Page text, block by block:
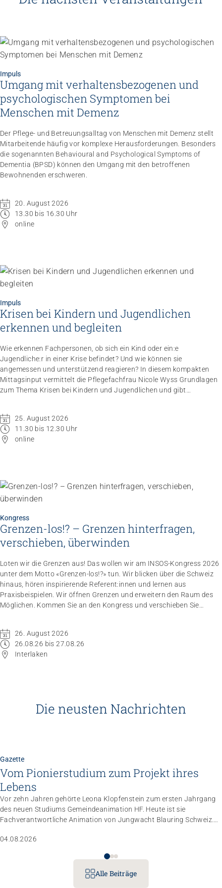
Impuls
Umgang mit verhaltensbezogenen und
psychologischen Symptomen bei Menschen mit
Demenz
20.08.2026 online
Impuls
Umgang mit verhaltensbezogenen und
psychologischen Symptomen bei
Menschen mit Demenz
Der Pflege- und Betreuungsalltag von Menschen mit Demenz stellt
Mitarbeitende häufig vor komplexe Herausforderungen. Besonders
die sogenannten Behavioural and Psychological Symptoms of
Dementia (BPSD) können den Umgang mit den betroffenen
Bewohnenden erschweren.
20. August 2026
13.30 bis 16.30 Uhr
online
Impuls
Krisen bei Kindern und Jugendlichen
erkennen und begleiten
Wie erkennen Fachpersonen, ob sich ein Kind oder ein:e
Jugendliche:r in einer Krise befindet? Und wie können sie
angemessen und unterstützend reagieren? In diesem kompakten
Mittagsinput vermittelt die Pflegefachfrau Nicole Wyss Grundlagen
zum Thema Krisen bei Kindern und Jugendlichen und gibt
25. August 2026
11.30 bis 12.30 Uhr
online
Kongress
Grenzen-los!? – Grenzen hinterfragen,
verschieben, überwinden
Loten wir die Grenzen aus! Das wollen wir am INSOS-Kongress 2026
unter dem Motto «Grenzen-los!?» tun. Wir blicken über die Schweiz
hinaus, hören inspirierende Referent:innen und lernen aus
Praxisbeispielen. Wir öffnen Grenzen und erweitern den Raum des
Möglichen. Kommen Sie an den Kongress und verschieben Sie
26. August 2026
26.08.26 bis 27.08.26
Interlaken
Die neusten Nachrichten
Gazette
Vom Pionierstudium zum Projekt ihres
Lebens
Vor zehn Jahren gehörte Leona Klopfenstein zum ersten Jahrgang
des neuen Studiums Gemeindeanimation HF. Heute ist sie
Fachverantwortliche Animation von Jungwacht Blauring Schweiz.
gemanagt hat, wartet nun ihr persönliches Grossprojekt.
04.08.2026
Alle Beiträge